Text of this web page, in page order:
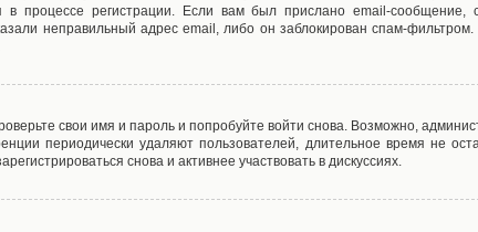
процессе регистрации. Если вам был прислано email-сообщение,
неправильный адрес email, либо он заблокирован спам-
свои имя и пароль и попробуйте войти снова. Возможно,
периодически удаляют пользователей, длительное время не
снова и активнее участвовать в дискуссиях.